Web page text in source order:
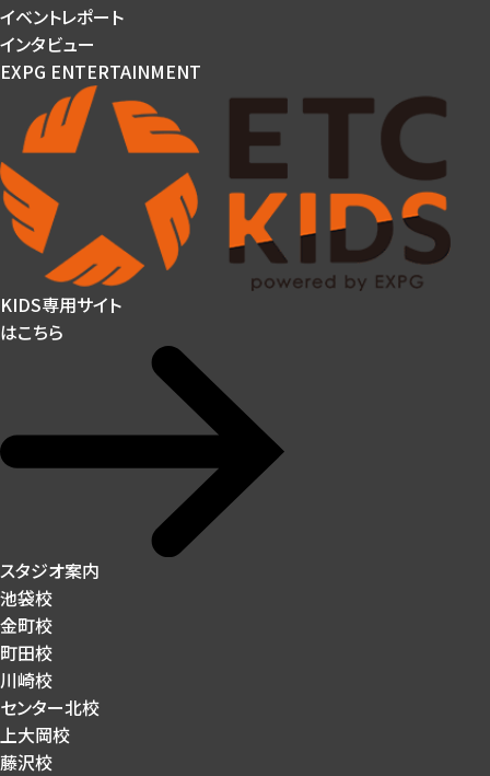
イベントレポート
インタビュー
EXPG ENTERTAINMENT
KIDS専用サイト
はこちら
スタジオ案内
池袋校
金町校
町田校
川崎校
センター北校
上大岡校
藤沢校